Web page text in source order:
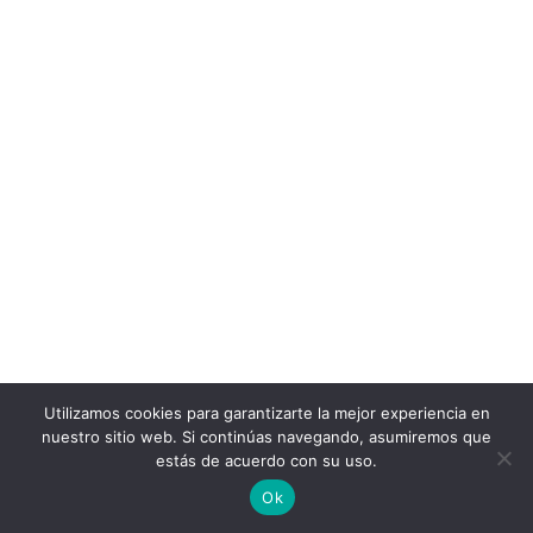
Utilizamos cookies para garantizarte la mejor experiencia en
nuestro sitio web. Si continúas navegando, asumiremos que
estás de acuerdo con su uso.
Ok